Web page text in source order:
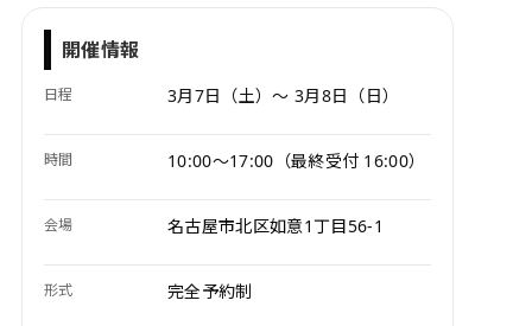
開催情報
日程 3月7日（土）〜 3月8日（日）
時間 10:00〜17:00（最終受付 16:00）
会場 名古屋市北区如意1丁目56-1
形式 完全予約制